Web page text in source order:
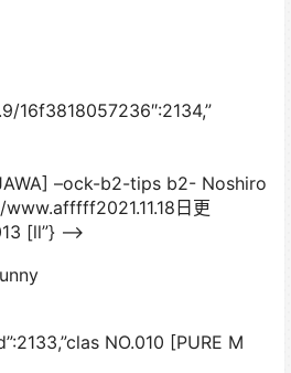
16f3818057236″:2134,”
–ock-b2-tips b2- Noshiro
日更
[ll”} –>
NO.010 [PURE M